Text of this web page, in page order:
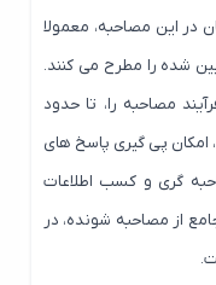
این مصاحبه، معمولا
را مطرح می کنند.
را، تا حدود
پی گیری پاسخ های
و کسب اطلاعات
مصاحبه شونده، در